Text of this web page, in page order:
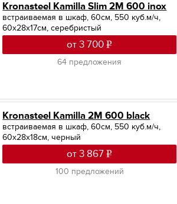
Kronasteel Kamilla Slim 2M 600 inox
встраиваемая в шкаф, 60см, 550 куб.м/ч,
60x28x17см, серебристый
от 3 700
64 предложения
Kronasteel Kamilla 2M 600 black
встраиваемая в шкаф, 60см, 550 куб.м/ч,
60x28x18см, черный
от 3 867
100 предложений